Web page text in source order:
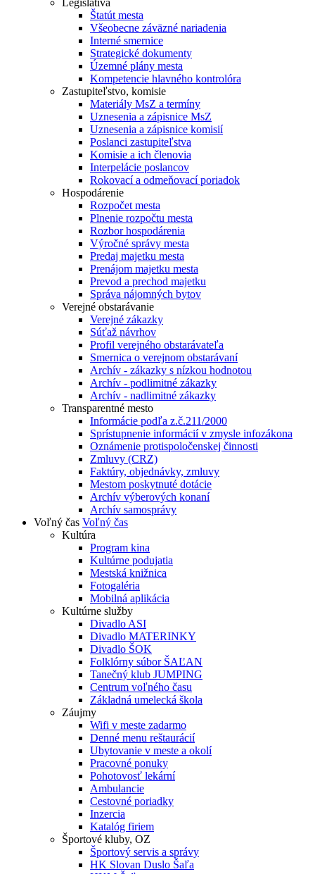
Legislatíva
Štatút mesta
Všeobecne záväzné nariadenia
Interné smernice
Strategické dokumenty
Územné plány mesta
Kompetencie hlavného kontrolóra
Zastupiteľstvo, komisie
Materiály MsZ a termíny
Uznesenia a zápisnice MsZ
Uznesenia a zápisnice komisií
Poslanci zastupiteľstva
Komisie a ich členovia
Interpelácie poslancov
Rokovací a odmeňovací poriadok
Hospodárenie
Rozpočet mesta
Plnenie rozpočtu mesta
Rozbor hospodárenia
Výročné správy mesta
Predaj majetku mesta
Prenájom majetku mesta
Prevod a prechod majetku
Správa nájomných bytov
Verejné obstarávanie
Verejné zákazky
Súťaž návrhov
Profil verejného obstarávateľa
Smernica o verejnom obstarávaní
Archív - zákazky s nízkou hodnotou
Archív - podlimitné zákazky
Archív - nadlimitné zákazky
Transparentné mesto
Informácie podľa z.č.211/2000
Sprístupnenie informácií v zmysle infozákona
Oznámenie protispoločenskej činnosti
Zmluvy (CRZ)
Faktúry, objednávky, zmluvy
Mestom poskytnuté dotácie
Archív výberových konaní
Archív samosprávy
Voľný čas Voľný čas
Kultúra
Program kina
Kultúrne podujatia
Mestská knižnica
Fotogaléria
Mobilná aplikácia
Kultúrne služby
Divadlo ASI
Divadlo MATERINKY
Divadlo ŠOK
Folklórny súbor ŠAĽAN
Tanečný klub JUMPING
Centrum voľného času
Základná umelecká škola
Záujmy
Wifi v meste zadarmo
Denné menu reštaurácií
Ubytovanie v meste a okolí
Pracovné ponuky
Pohotovosť lekární
Ambulancie
Cestovné poriadky
Inzercia
Katalóg firiem
Športové kluby, OZ
Športový servis a správy
HK Slovan Duslo Šaľa